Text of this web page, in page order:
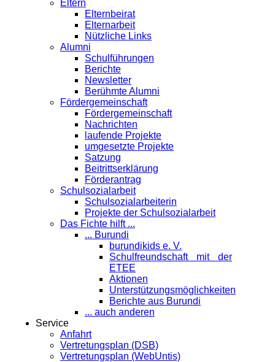
Eltern
Elternbeirat
Elternarbeit
Nützliche Links
Alumni
Schulführungen
Berichte
Newsletter
Berühmte Alumni
Förder­gemeinschaft
Fördergemeinschaft
Nachrichten
laufende Projekte
umgesetzte Projekte
Satzung
Beitrittserklärung
Förderantrag
Schul­sozialarbeit
Schulsozialarbeiterin
Projekte der Schulsozialarbeit
Das Fichte hilft ...
... Burundi
burundikids e. V.
Schulfreundschaft mit der
ETEE
Aktionen
Unterstützungsmöglichkeiten
Berichte aus Burundi
... auch anderen
Service
Anfahrt
Vertretungsplan (DSB)
Vertretungsplan (WebUntis)